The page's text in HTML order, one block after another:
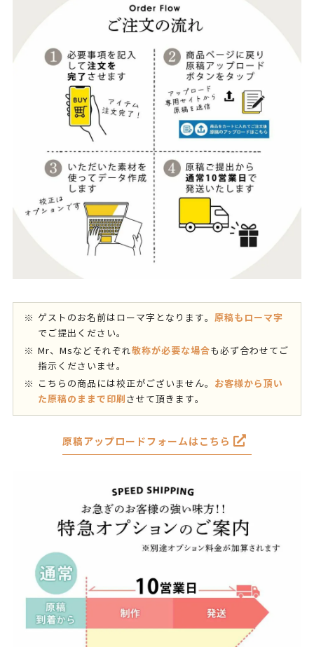
ゲストのお名前はローマ字となります。 原稿もローマ字
でご提出ください。
Mr、Msなどそれぞれ敬称が必要な場合も必ず合わせてご
指示くださいませ。
こちらの商品には校正がございません。 お客様から頂い
た原稿のままで印刷 させて頂きます。
原稿アップロードフォームはこちら